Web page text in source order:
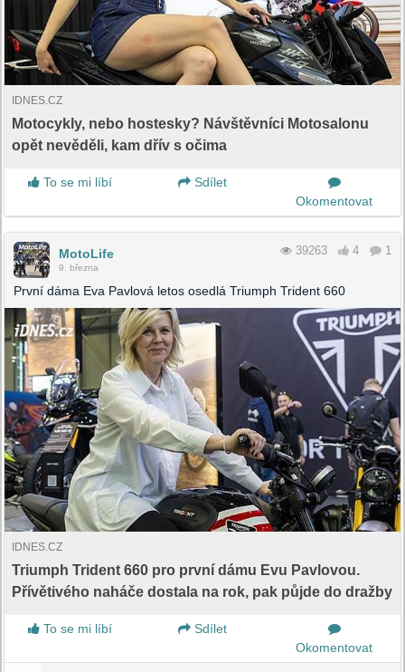
IDNES.CZ
Motocykly, nebo hostesky? Návštěvníci Motosalonu
opět nevěděli, kam dřív s očima
To se mi líbí
Sdílet
Okomentovat
MotoLife
9. března
39263 4 1
První dáma Eva Pavlová letos osedlá Triumph Trident 660
IDNES.CZ
Triumph Trident 660 pro první dámu Evu Pavlovou.
Přívětivého naháče dostala na rok, pak půjde do dražby
To se mi líbí
Sdílet
Okomentovat